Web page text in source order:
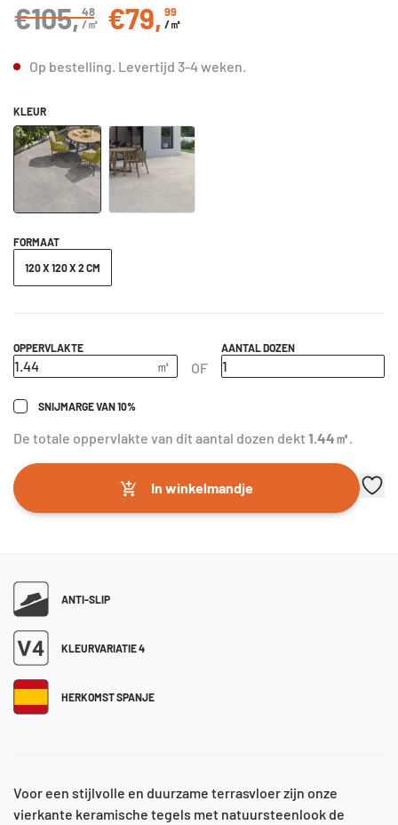
Normale prijs
€105,48
/㎡
€79, 99
/㎡
Op bestelling. Levertijd 3-4 weken.
KLEUR
FORMAAT
120 X 120 X 2 CM
OPPERVLAKTE
OF
AANTAL DOZEN
SNIJMARGE VAN 10%
De totale oppervlakte van dit aantal dozen dekt 1.44㎡
In winkelmandje
ANTI-SLIP
KLEURVARIATIE 4
HERKOMST SPANJE
Voor een stijlvolle en duurzame terrasvloer zijn onze
vierkante keramische tegels met natuursteenlook de